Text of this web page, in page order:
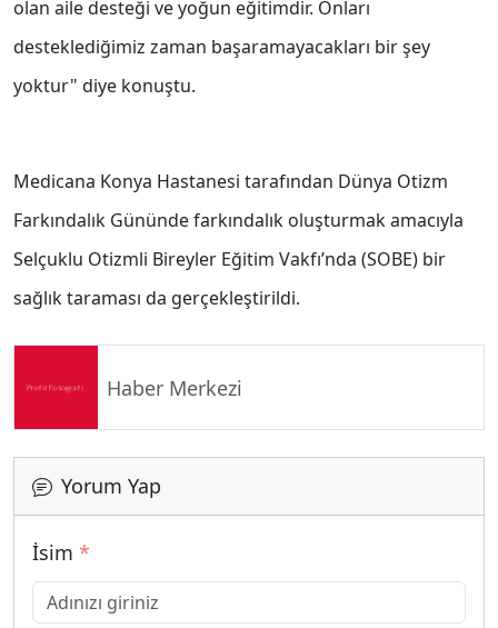
olan aile desteği ve yoğun eğitimdir. Onları
desteklediğimiz zaman başaramayacakları bir şey
yoktur" diye konuştu.
Medicana Konya Hastanesi tarafından Dünya Otizm
Farkındalık Gününde farkındalık oluşturmak amacıyla
Selçuklu Otizmli Bireyler Eğitim Vakfı’nda (SOBE) bir
sağlık taraması da gerçekleştirildi.
Haber Merkezi
Yorum Yap
İsim *